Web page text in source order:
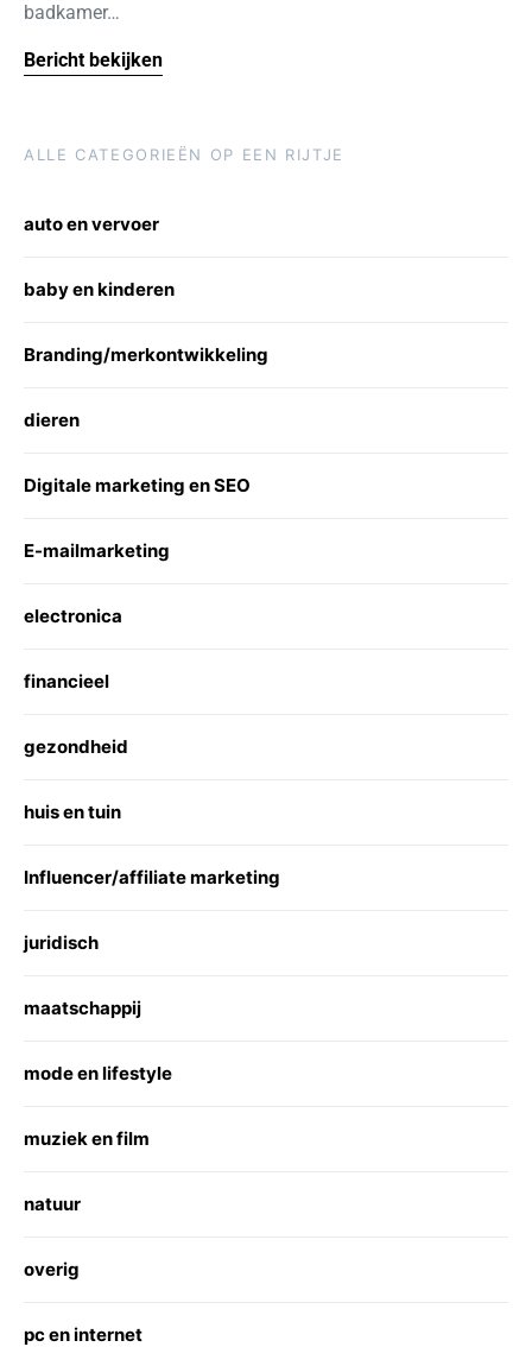
badkamer…
Bericht bekijken
ALLE CATEGORIEËN OP EEN RIJTJE
auto en vervoer
baby en kinderen
Branding/merkontwikkeling
dieren
Digitale marketing en SEO
E-mailmarketing
electronica
financieel
gezondheid
huis en tuin
Influencer/affiliate marketing
juridisch
maatschappij
mode en lifestyle
muziek en film
natuur
overig
pc en internet